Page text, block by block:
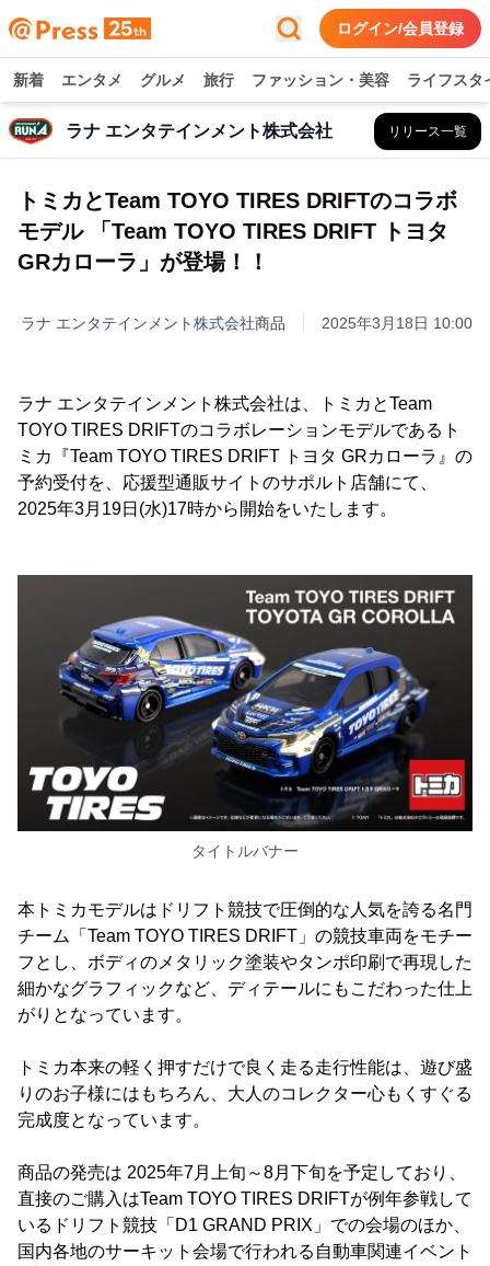
ログイン/会員登録
新着 エンタメ グルメ 旅行 ファッション・美容 ライフスタ
ラナ エンタテインメント株式会社 リリース一覧
トミカとTeam TOYO TIRES DRIFTのコラボ
モデル 「Team TOYO TIRES DRIFT トヨタ
GRカローラ」が登場！！
ラナ エンタテインメント株式会社商品 2025年3月18日 10:00
ラナ エンタテインメント株式会社は、トミカとTeam
TOYO TIRES DRIFTのコラボレーションモデルであるト
ミカ『Team TOYO TIRES DRIFT トヨタ GRカローラ』の
予約受付を、応援型通販サイトのサポルト店舗にて、
2025年3月19日(水)17時から開始をいたします。
タイトルバナー
本トミカモデルはドリフト競技で圧倒的な人気を誇る名門
チーム「Team TOYO TIRES DRIFT」の競技車両をモチー
フとし、ボディのメタリック塗装やタンポ印刷で再現した
細かなグラフィックなど、ディテールにもこだわった仕上
がりとなっています。
トミカ本来の軽く押すだけで良く走る走行性能は、遊び盛
りのお子様にはもちろん、大人のコレクター心もくすぐる
完成度となっています。
商品の発売は 2025年7月上旬～8月下旬を予定しており、
直接のご購入はTeam TOYO TIRES DRIFTが例年参戦して
いるドリフト競技「D1 GRAND PRIX」での会場のほか、
国内各地のサーキット会場で行われる自動車関連イベント